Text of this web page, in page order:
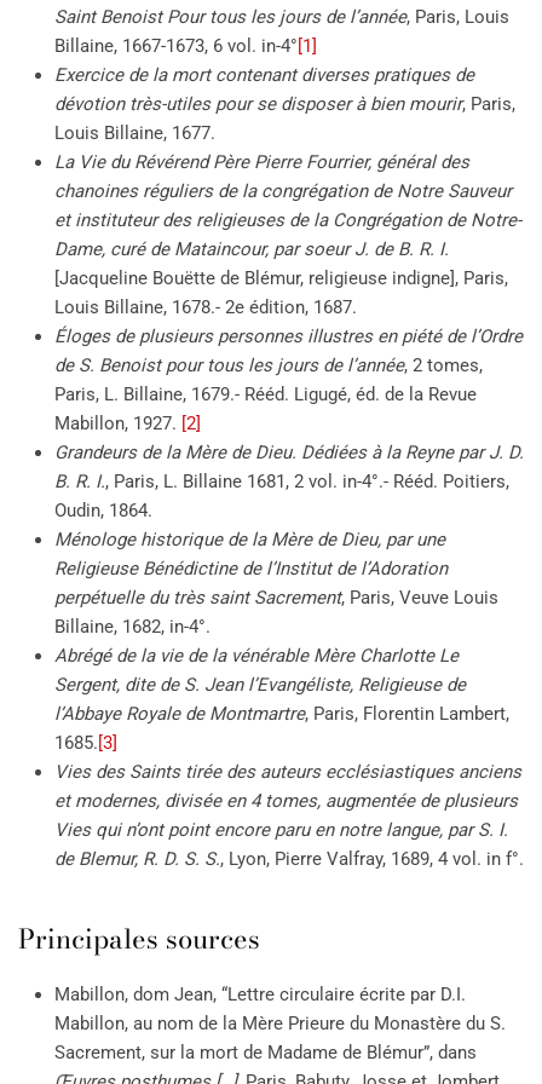
Saint Benoist Pour tous les jours de l’année, Paris, Louis
Billaine, 1667-1673, 6 vol. in-4°[1]
Exercice de la mort contenant diverses pratiques de
dévotion très-utiles pour se disposer à bien mourir, Paris,
Louis Billaine, 1677.
La Vie du Révérend Père Pierre Fourrier, général des
chanoines réguliers de la congrégation de Notre Sauveur
et instituteur des religieuses de la Congrégation de Notre-
Dame, curé de Mataincour, par soeur J. de B. R. I.
[Jacqueline Bouëtte de Blémur, religieuse indigne], Paris,
Louis Billaine, 1678.- 2e édition, 1687.
Éloges de plusieurs personnes illustres en piété de l’Ordre
de S. Benoist pour tous les jours de l’année, 2 tomes,
Paris, L. Billaine, 1679.- Rééd. Ligugé, éd. de la Revue
Mabillon, 1927. [2]
Grandeurs de la Mère de Dieu. Dédiées à la Reyne par J. D.
B. R. I., Paris, L. Billaine 1681, 2 vol. in-4°.- Rééd. Poitiers,
Oudin, 1864.
Ménologe historique de la Mère de Dieu, par une
Religieuse Bénédictine de l’Institut de l’Adoration
perpétuelle du très saint Sacrement, Paris, Veuve Louis
Billaine, 1682, in-4°.
Abrégé de la vie de la vénérable Mère Charlotte Le
Sergent, dite de S. Jean l’Evangéliste, Religieuse de
l’Abbaye Royale de Montmartre, Paris, Florentin Lambert,
1685.[3]
Vies des Saints tirée des auteurs ecclésiastiques anciens
et modernes, divisée en 4 tomes, augmentée de plusieurs
Vies qui n’ont point encore paru en notre langue, par S. I.
de Blemur, R. D. S. S., Lyon, Pierre Valfray, 1689, 4 vol. in f°.
Principales sources
Mabillon, dom Jean, “Lettre circulaire écrite par D.I.
Mabillon, au nom de la Mère Prieure du Monastère du S.
Sacrement, sur la mort de Madame de Blémur”, dans